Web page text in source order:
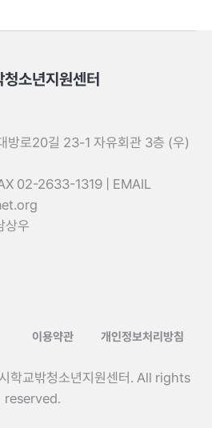
소년지원센터
방로20길 23-1 자유회관 3층 (우)
02-2633-1319 | EMAIL
상우
이용약관 개인정보처리방침
교밖청소년지원센터. All rights
reserved.